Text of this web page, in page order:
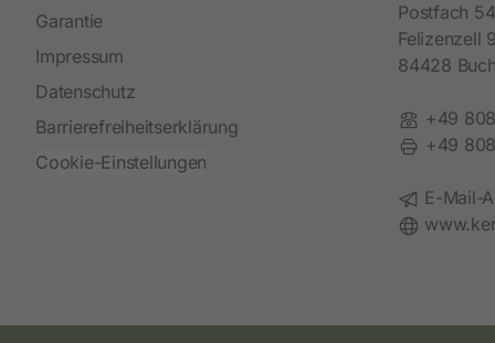
Garantie
Impressum
Datenschutz
Barrierefreiheitserklärung
Cookie-Einstellungen
Postfach 54
Felizenzell
84428
Telefon:
+49
Fax:
+49
E-Mail:
E-Mail-
Website: